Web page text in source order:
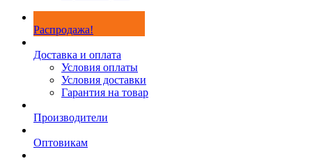
Распродажа!
Доставка и оплата
Условия оплаты
Условия доставки
Гарантия на товар
Производители
Оптовикам